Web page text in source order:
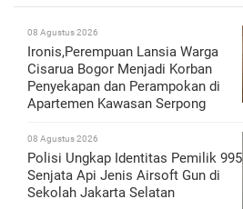
08 Agustus 2026
Ironis,Perempuan Lansia Warga
Cisarua Bogor Menjadi Korban
Penyekapan dan Perampokan di
Apartemen Kawasan Serpong
08 Agustus 2026
Polisi Ungkap Identitas Pemilik 995
Senjata Api Jenis Airsoft Gun di
Sekolah Jakarta Selatan